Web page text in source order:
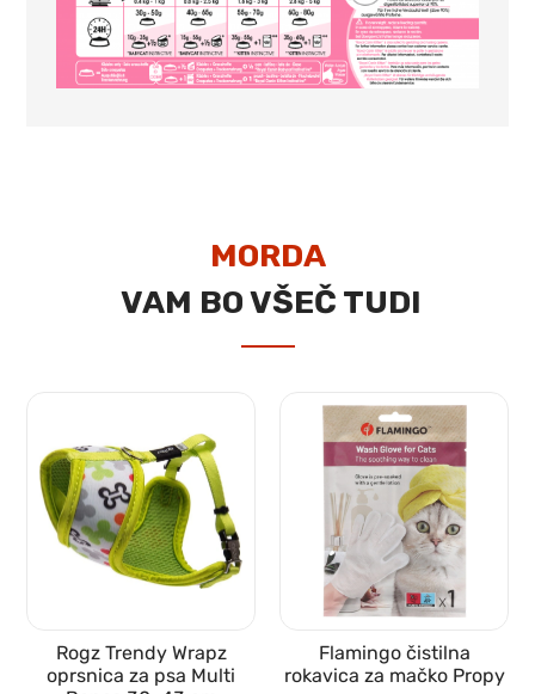
MORDA
VAM BO VŠEČ TUDI
Rogz Trendy Wrapz
oprsnica za psa Multi
Flamingo čistilna
rokavica za mačko Propy